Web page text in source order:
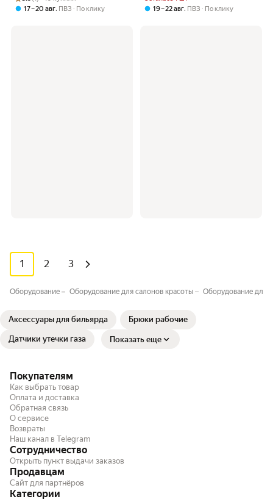
17 – 20 авг, ПВЗ По клику 19 – 22 авг, ПВЗ По клику
1 2 3
Оборудование Оборудование для салонов красоты Оборудование для
Аксессуары для бильярда Брюки рабочие
Датчики утечки газа Показать еще
Покупателям
Как выбрать товар
Оплата и доставка
Обратная связь
О сервисе
Возвраты
Наш канал в Telegram
Сотрудничество
Открыть пункт выдачи заказов
Продавцам
Сайт для партнёров
Категории